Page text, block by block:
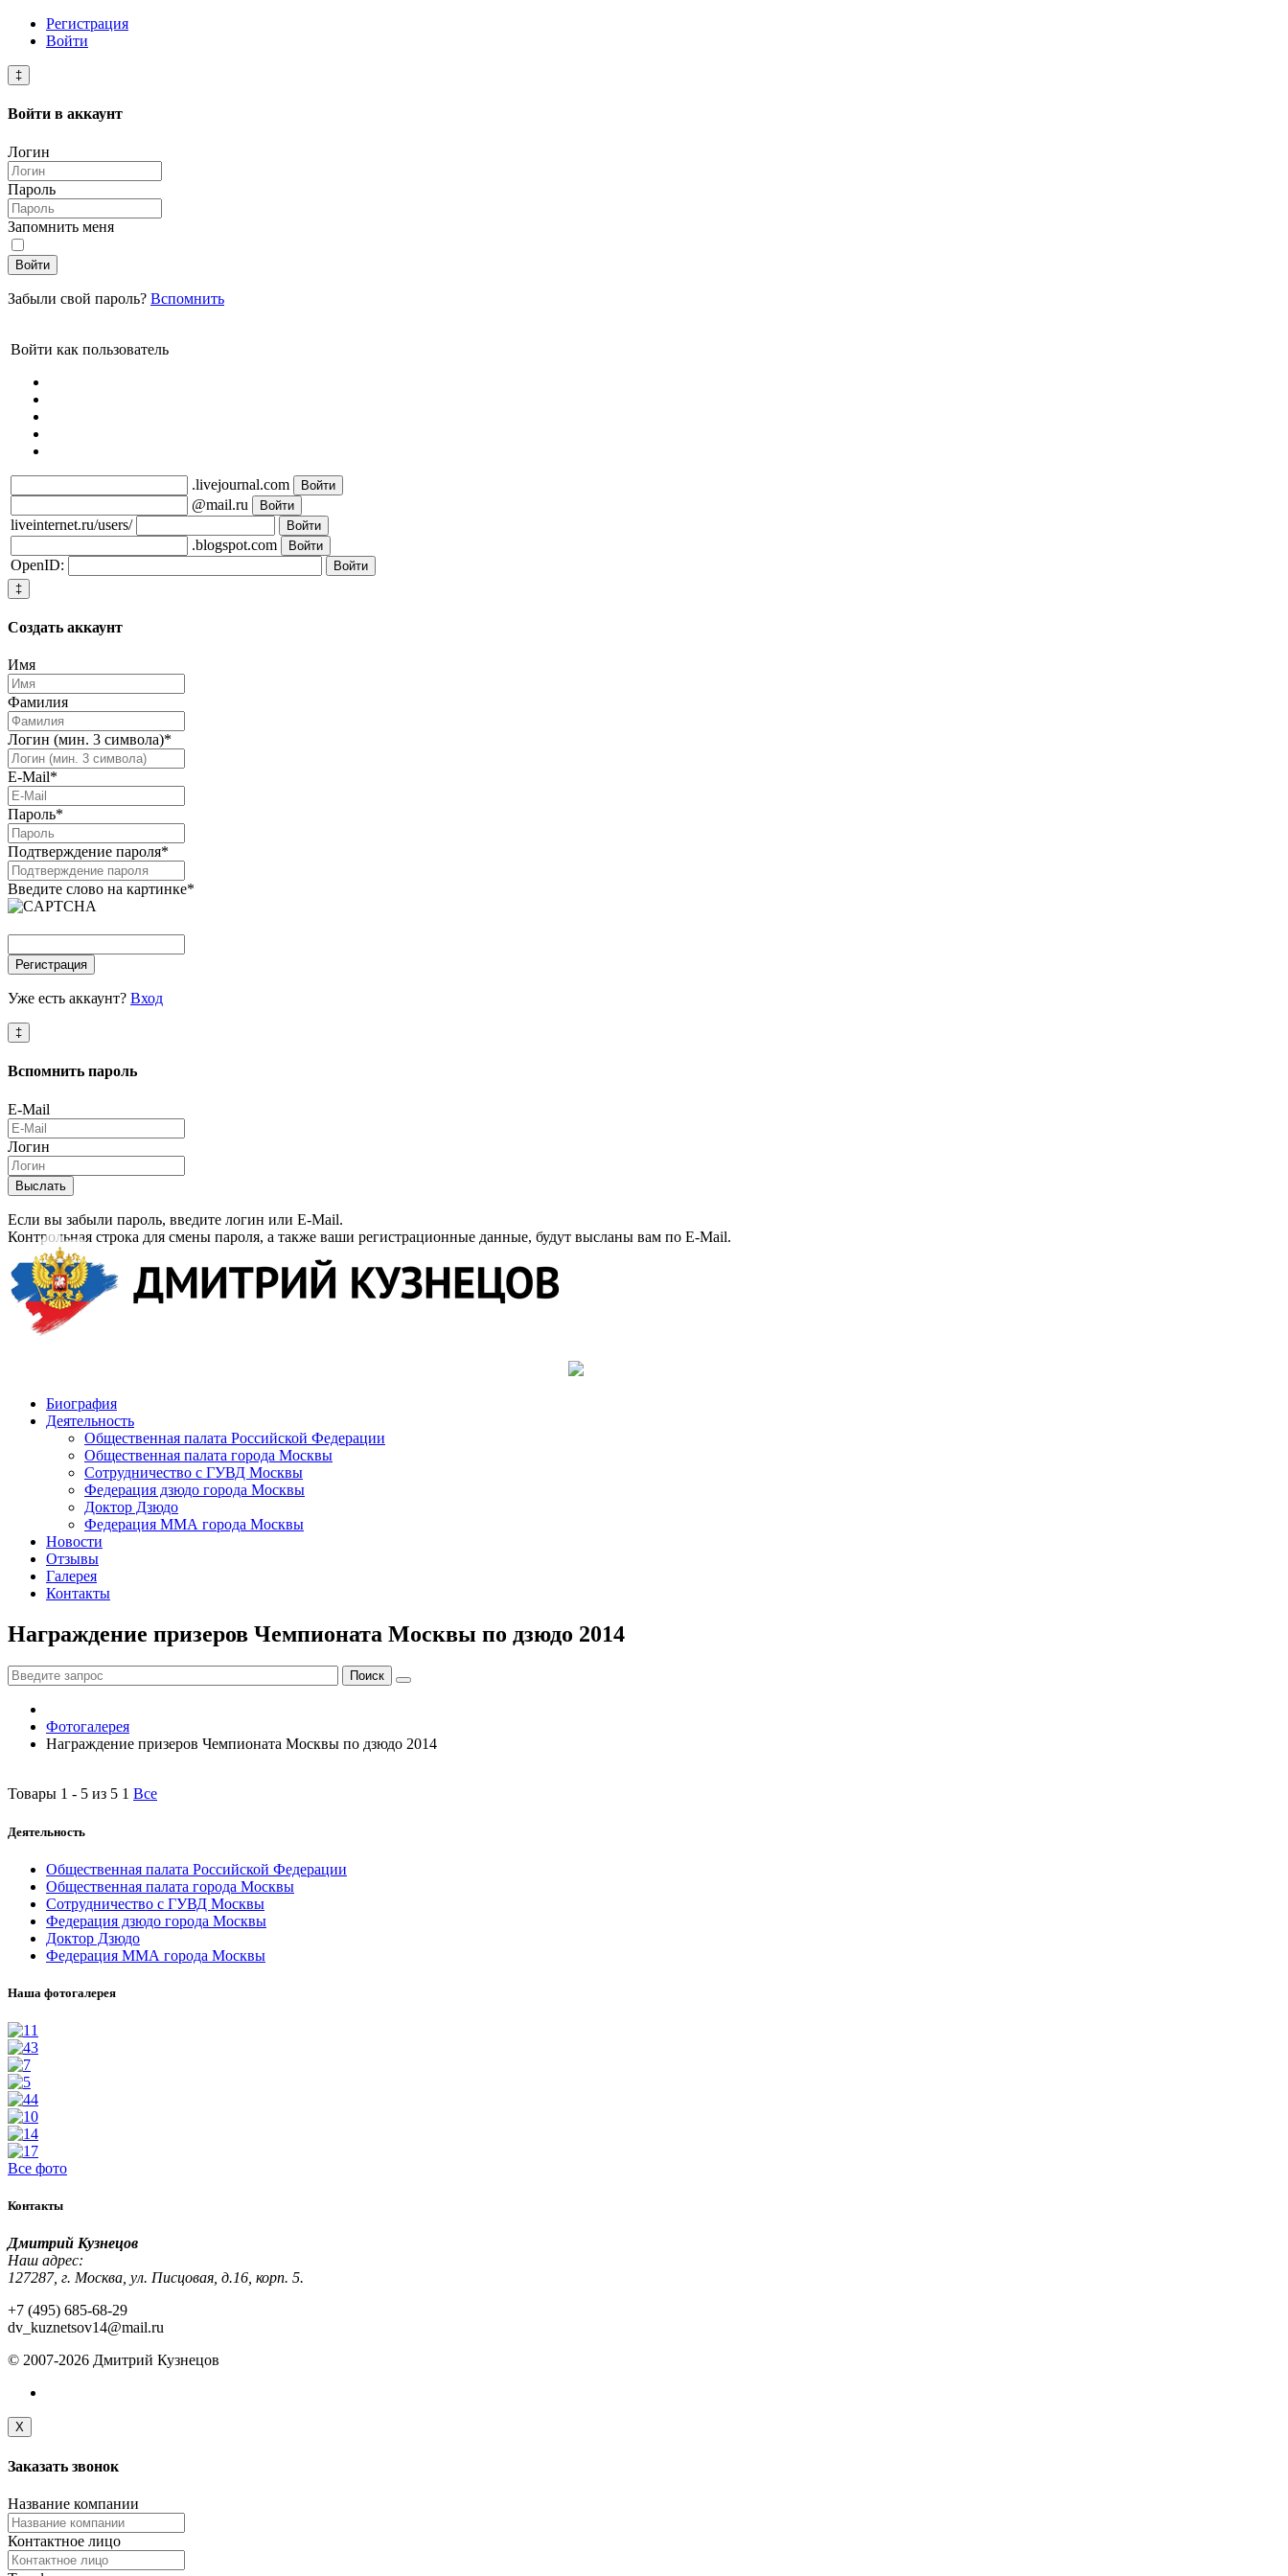
Регистрация
Войти
‡
Войти в аккаунт
Логин
Пароль
Запомнить меня
Войти
Забыли свой пароль? Вспомнить
Войти как пользователь
.livejournal.com
@mail.ru
liveinternet.ru/users/
.blogspot.com
OpenID:
‡
Создать аккаунт
Имя
Фамилия
Логин (мин. 3 символа)*
E-Mail*
Пароль*
Подтверждение пароля*
Введите слово на картинке*
Регистрация
Уже есть аккаунт? Вход
‡
Вспомнить пароль
E-Mail
Логин
Выслать
Если вы забыли пароль, введите логин или E-Mail.
Контрольная строка для смены пароля, а также ваши регистрационные данные, будут высланы вам по E-Mail.
Биография
Деятельность
Общественная палата Российской Федерации
Общественная палата города Москвы
Сотрудничество с ГУВД Москвы
Федерация дзюдо города Москвы
Доктор Дзюдо
Федерация ММА города Москвы
Новости
Отзывы
Галерея
Контакты
Награждение призеров Чемпионата Москвы по дзюдо 2014
Фотогалерея
Награждение призеров Чемпионата Москвы по дзюдо 2014
Товары 1 - 5 из 5 1 Все
Деятельность
Общественная палата Российской Федерации
Общественная палата города Москвы
Сотрудничество с ГУВД Москвы
Федерация дзюдо города Москвы
Доктор Дзюдо
Федерация ММА города Москвы
Наша фотогалерея
Все фото
Контакты
Дмитрий Кузнецов
Наш адрес:
127287, г. Москва, ул. Писцовая, д.16, корп. 5.
+7 (495) 685-68-29
dv_kuznetsov14@mail.ru
© 2007-2026 Дмитрий Кузнецов
X
Заказать звонок
Название компании
Контактное лицо